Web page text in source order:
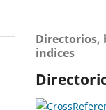
Directorios,
indices